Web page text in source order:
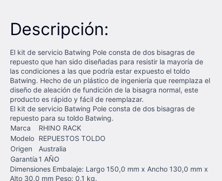
Descripción:
El kit de servicio Batwing Pole consta de dos bisagras de
repuesto que han sido diseñadas para resistir la mayoría de
las condiciones a las que podría estar expuesto el toldo
Batwing. Hecho de un plástico de ingeniería que reemplaza el
diseño de aleación de fundición de la bisagra normal, este
producto es rápido y fácil de reemplazar.
El kit de servicio Batwing Pole consta de dos bisagras de
repuesto para su toldo Batwing.
Marca
RHINO RACK
Modelo REPUESTOS TOLDO
Origen
Australia
Garantía 1 AÑO
Dimensiones Embalaje: Largo 150,0 mm x Ancho 130,0 mm x
Alto 30,0 mm Peso: 0,1 kg.